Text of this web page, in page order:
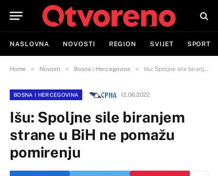
NASLOVNA NOVOSTI REGION SVIJET SPORT
Home » Novosti » Bosna i Hercegovina » Išu: Spoljne sile biranjem strane u BiH ne pomažu pomirenju
BOSNA I HERCEGOVINA 12.06.2022
Išu: Spoljne sile biranjem
strane u BiH ne pomažu
pomirenju